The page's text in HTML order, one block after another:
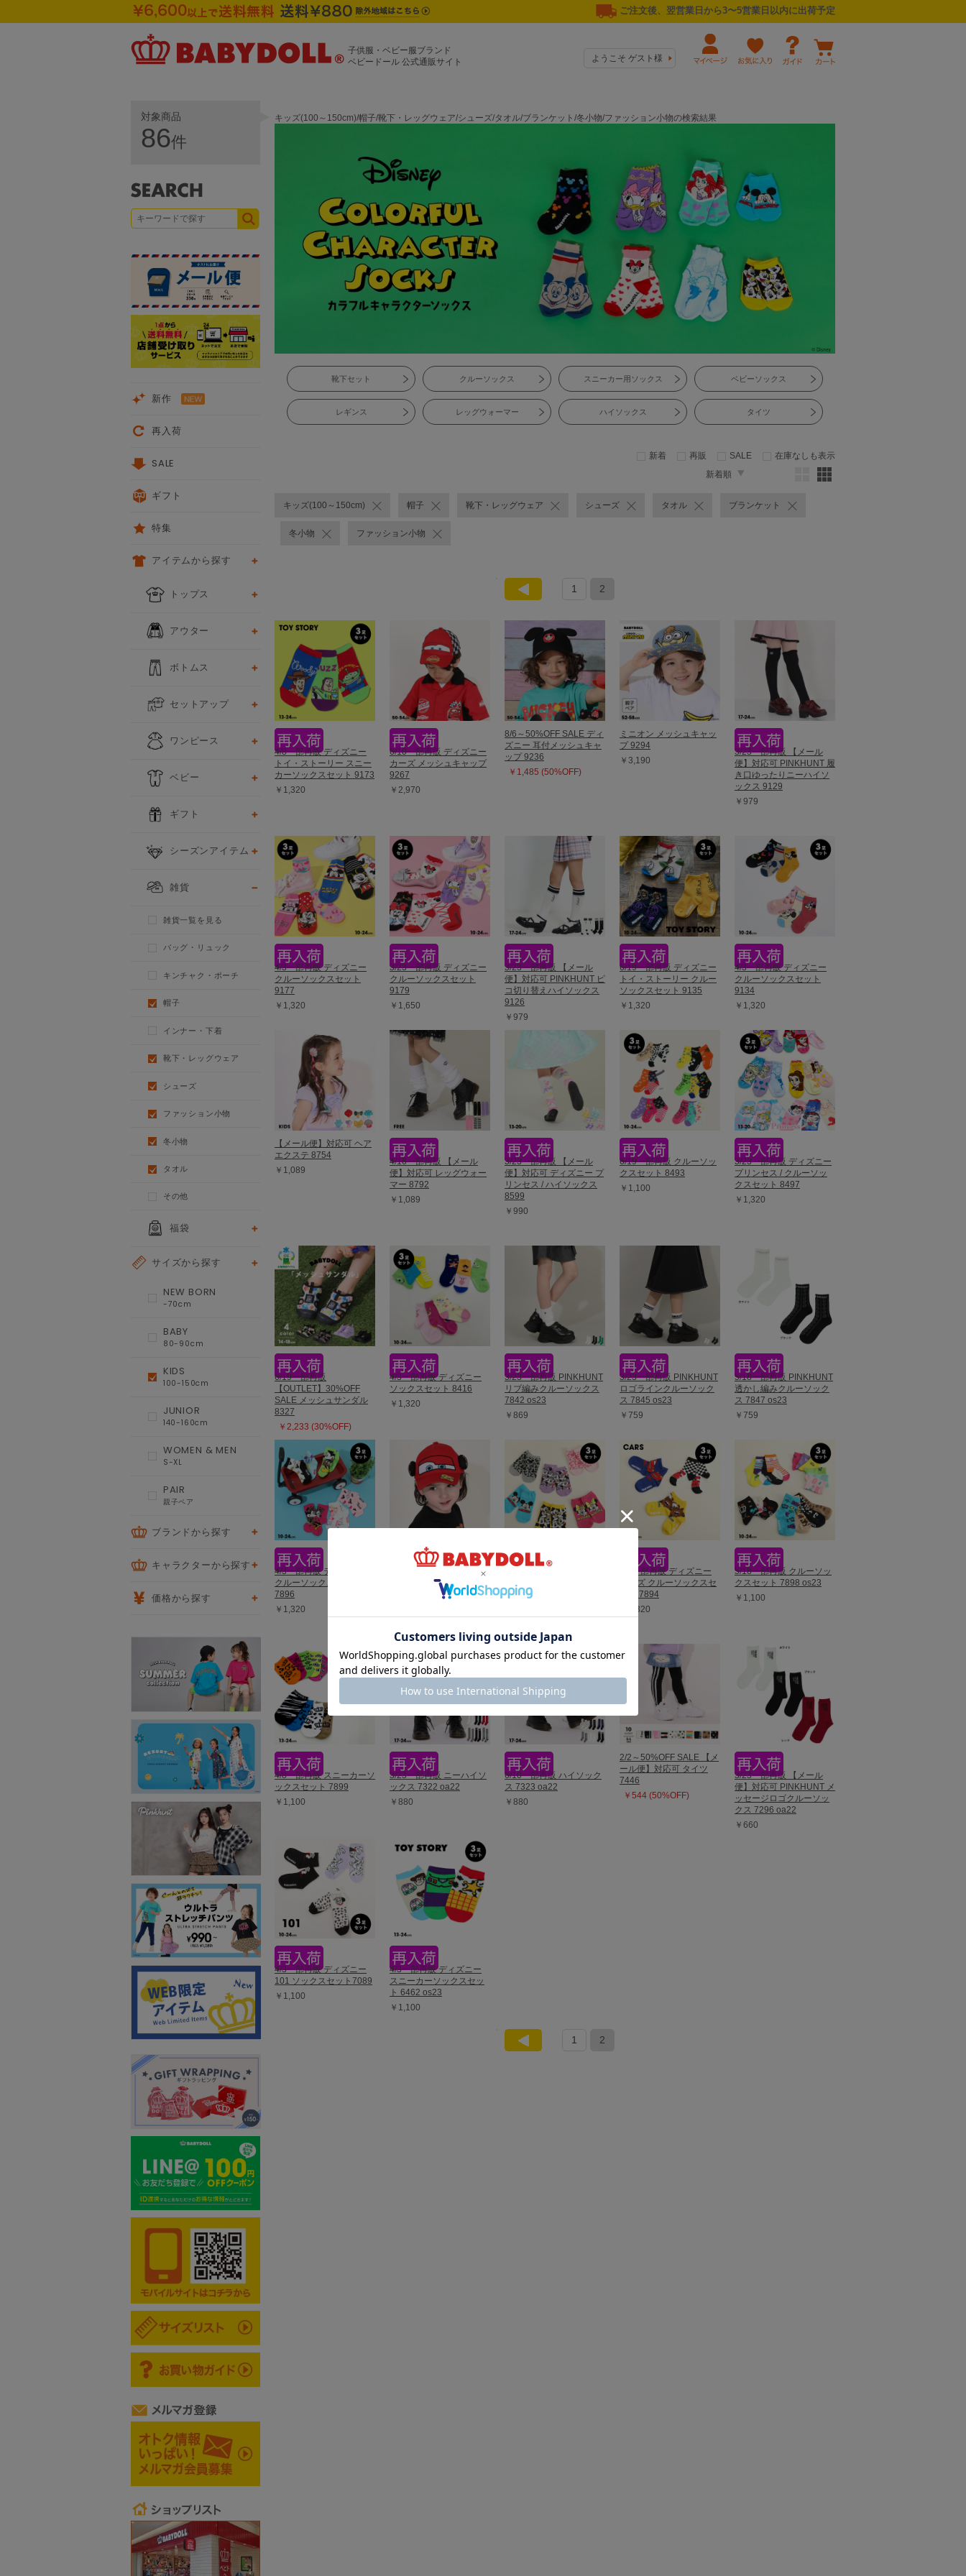
ご注文後、翌営業日から3〜5営業日以内に出荷予定
子供服・ベビー服ブランド
ベビードール 公式通販サイト
ようこそ ゲスト様
キッズ(100～150cm)/帽子/靴下・レッグウェア/シューズ/タオル/ブランケット/冬小物/ファッション小物の検索結果
靴下セット クルーソックス スニーカー用ソックス ベビーソックス
レギンス レッグウォーマー ハイソックス タイツ
新着 再販 SALE
在庫なしも表示
新着順
キッズ(100～150cm) 帽子 靴下・レッグウェア シューズ タオル ブランケット
冬小物 ファッション小物
前 1 2
4/8一部再販 ディズニー
トイ・ストーリー スニー
カーソックスセット 9173
￥1,320
6/10一部再販 ディズニー
カーズ メッシュキャップ
9267
￥2,970
8/6～50%OFF SALE ディ
ズニー 耳付メッシュキャ
ップ 9236
￥1,485 (50%OFF)
ミニオン メッシュキャッ
プ 9294
￥3,190
3/23一部再販 【メール
便】対応可 PINKHUNT 履
き口ゆったりニーハイソ
ックス 9129
￥979
4/3一部再販 ディズニー
クルーソックスセット
9177
￥1,320
3/23一部再販 ディズニー
クルーソックスセット
9179
￥1,650
3/23一部再販 【メール
便】対応可 PINKHUNT ピ
コ切り替えハイソックス
9126
￥979
6/19一部再販 ディズニー
トイ・ストーリー クルー
ソックスセット 9135
￥1,320
4/3一部再販 ディズニー
クルーソックスセット
9134
￥1,320
【メール便】対応可 ヘア
エクステ 8754
￥1,089
4/16一部再販 【メール
便】対応可 レッグウォー
マー 8792
￥1,089
3/23一部再販 【メール
便】対応可 ディズニー プ
リンセス / ハイソックス
8599
￥990
6/19一部再販 クルーソッ
クスセット 8493
￥1,100
3/23一部再販 ディズニー
プリンセス / クルーソッ
クスセット 8497
￥1,320
6/19一部再販
【OUTLET】30%OFF
SALE メッシュサンダル
8327
￥2,233 (30%OFF)
4/3一部再販 ディズニー
ソックスセット 8416
￥1,320
3/23一部再販 PINKHUNT
リブ編みクルーソックス
7842 os23
￥869
3/23一部再販 PINKHUNT
ロゴラインクルーソック
ス 7845 os23
￥759
5/18一部再販 PINKHUNT
透かし編みクルーソック
ス 7847 os23
￥759
4/3一部再販 ディズニー
クルーソックスセット
7896
￥1,320
ディズニー カーズ ツイル
キャップ 8100
スニーカーソックスセッ
ト 7958
4/3一部再販 ディズニー
カーズ クルーソックスセ
ット 7894
￥1,320
5/18一部再販 クルーソッ
クスセット 7898 os23
￥1,100
4/8一部再販 スニーカーソ
ックスセット 7899
￥1,100
3/23一部再販 ニーハイソ
ックス 7322 oa22
￥880
6/10一部再販 ハイソック
ス 7323 oa22
￥880
2/2～50%OFF SALE 【メ
ール便】対応可 タイツ
7446
￥544 (50%OFF)
3/23一部再販 【メール
便】対応可 PINKHUNT メ
ッセージロゴクルーソッ
クス 7296 oa22
￥660
4/3一部再販 ディズニー
101 ソックスセット7089
￥1,100
4/3一部再販 ディズニー
スニーカーソックスセッ
ト 6462 os23
￥1,100
前 1 2
対象商品
86件
新作
再入荷
SALE
ギフト
特集
アイテムから探す
トップス
アウター
ボトムス
セットアップ
ワンピース
ベビー
ギフト
シーズンアイテム
雑貨
雑貨一覧を見る
バッグ・リュック
キンチャク・ポーチ
帽子
インナー・下着
靴下・レッグウェア
シューズ
ファッション小物
冬小物
タオル
その他
福袋
サイズから探す
NEW BORN
-70cm
BABY
80-90cm
KIDS
100-150cm
JUNIOR
140-160cm
WOMEN & MEN
S-XL
PAIR
親子ペア
ブランドから探す
キャラクターから探す
価格から探す